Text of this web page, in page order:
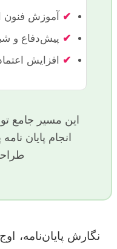
✔
آموزش فنون
✔ پیش‌دفاع و
✔
افزایش
این مسیر
انجام پایان
نگارش پایان‌نامه،